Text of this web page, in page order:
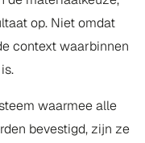
op. Niet omdat
context waarbinnen
waarmee alle
bevestigd, zijn ze